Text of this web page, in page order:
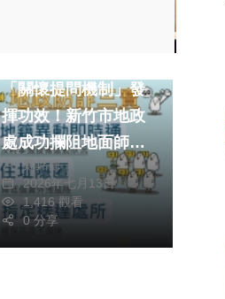
「關懷提問機制」發
揮功效！新竹市地政
處成功攔阻地面師詐
騙 保住近640萬市民
血汗錢
鄭銘德
2026年七月13日
1,416 觀看
0 分享